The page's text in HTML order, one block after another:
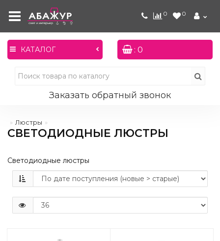
0 0
КАТАЛОГ : 0
Заказать обратный звонок
Люстры
СВЕТОДИОДНЫЕ ЛЮСТРЫ
Светодиодные люстры